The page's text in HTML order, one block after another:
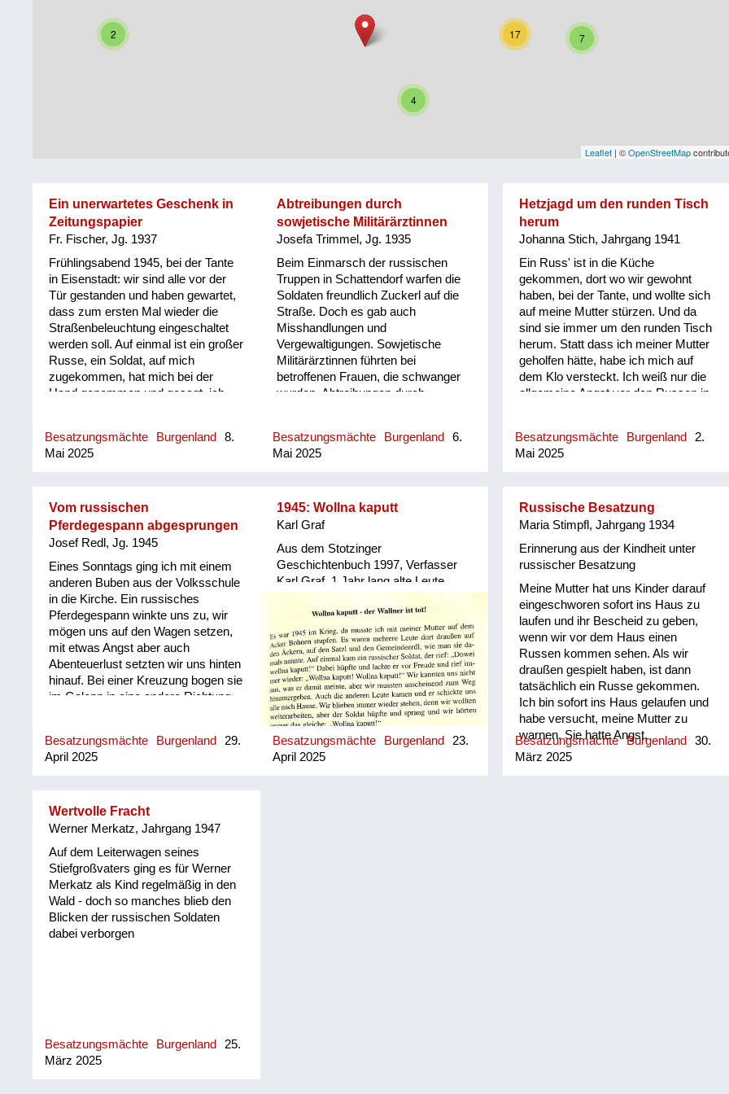
Staatsvertrag
Wohnen
sonstiges
2
4
17 7
Leaflet | ©OpenStreetMap
Ein unerwartetes Geschenk in
Zeitungspapier
Fr. Fischer, Jg. 1937
Frühlingsabend 1945, bei der Tante
in Eisenstadt: wir sind alle vor der
Tür gestanden und haben gewartet,
dass zum ersten Mal wieder die
Straßenbeleuchtung eingeschaltet
werden soll. Auf einmal ist ein großer
Russe, ein Soldat, auf mich
zugekommen, hat mich bei der
Hand genommen und gesagt, ich
mitgegangen. Meine Tante wird wohl
einige Tote gestorben sein vor lauter
mich noch erinnern, es war ein
dunkles Stiegenhaus, aber oben war
dann ein großer Tisch, auf dem sind
große dunkle Lebkuchen. Er hat mir
ein paar Lebkuchen in
Zeitungspapier eingepackt und hat
mich wohlbehalten zu meiner Tante
wieder zurückgebracht. - Das ist ein
Beleg dafür, dass die Russen zwar
zu Frauen und Mädchen furchtbar
waren, aber Kinder gemocht haben.
Besatzungsmächte Burgenland
8.
Mai 2025
Abtreibungen durch
sowjetische Militärärztinnen
Josefa Trimmel, Jg. 1935
Beim Einmarsch der russischen
Truppen in Schattendorf warfen die
Soldaten freundlich Zuckerl auf die
Straße. Doch es gab auch
Misshandlungen und
Vergewaltigungen. Sowjetische
Militärärztinnen führten bei
betroffenen Frauen, die schwanger
wurden, Abtreibungen durch.
Besatzungsmächte Burgenland
6.
Mai 2025
Hetzjagd um den runden Tisch
herum
Johanna Stich, Jahrgang 1941
Ein Russ' ist in die Küche
gekommen, dort wo wir gewohnt
haben, bei der Tante, und wollte sich
auf meine Mutter stürzen. Und da
sind sie immer um den runden Tisch
herum. Statt dass ich meiner Mutter
geholfen hätte, habe ich mich auf
dem Klo versteckt. Ich weiß nur die
allgemeine Angst vor den Russen in
Mutter und meine Schwester, die 13
Jahre älter war als ich, sind (..von
gläubige Frau. In brenzligen
Situationen hat sie die Mutter Gottes
und meine Schwester verschont
worden.
Besatzungsmächte Burgenland
2.
Mai 2025
Vom russischen
Pferdegespann abgesprungen
Josef Redl, Jg. 1945
Eines Sonntags ging ich mit einem
anderen Buben aus der Volksschule
in die Kirche. Ein russisches
Pferdegespann winkte uns zu, wir
mögen uns auf den Wagen setzen,
mit etwas Angst aber auch
Abenteuerlust setzten wir uns hinten
hinauf. Bei einer Kreuzung bogen sie
im Galopp in eine andere Richtung
abgesprungen und haben uns
sozusagen befreit. Buchtipp: „Die
Schwester.
Besatzungsmächte Burgenland
29.
April 2025
1945: Wollna kaputt
Karl Graf
Aus dem Stotzinger
Geschichtenbuch 1997, Verfasser
Karl Graf. 1 Jahr lang alte Leute
Besatzungsmächte Burgenland
23.
April 2025
Russische Besatzung
Maria Stimpfl, Jahrgang 1934
Erinnerung aus der Kindheit unter
russischer Besatzung
Meine Mutter hat uns Kinder darauf
eingeschworen sofort ins Haus zu
laufen und ihr Bescheid zu geben,
wenn wir vor dem Haus einen
Russen kommen sehen. Als wir
draußen gespielt haben, ist dann
tatsächlich ein Russe gekommen.
Ich bin sofort ins Haus gelaufen und
habe versucht, meine Mutter zu
warnen. Sie hatte Angst,
mitgenommen zu werden und, unter
Besatzungsmächte Burgenland
30.
März 2025
Wertvolle Fracht
Werner Merkatz, Jahrgang 1947
Auf dem Leiterwagen seines
Stiefgroßvaters ging es für Werner
Merkatz als Kind regelmäßig in den
Wald - doch so manches blieb den
Blicken der russischen Soldaten
dabei verborgen
Besatzungsmächte Burgenland
25.
März 2025